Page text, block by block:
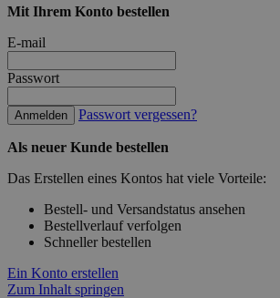
Mit Ihrem Konto bestellen
E-mail
Passwort
Anmelden Passwort vergessen?
Als neuer Kunde bestellen
Das Erstellen eines Kontos hat viele Vorteile:
Bestell- und Versandstatus ansehen
Bestellverlauf verfolgen
Schneller bestellen
Ein Konto erstellen
Zum Inhalt springen